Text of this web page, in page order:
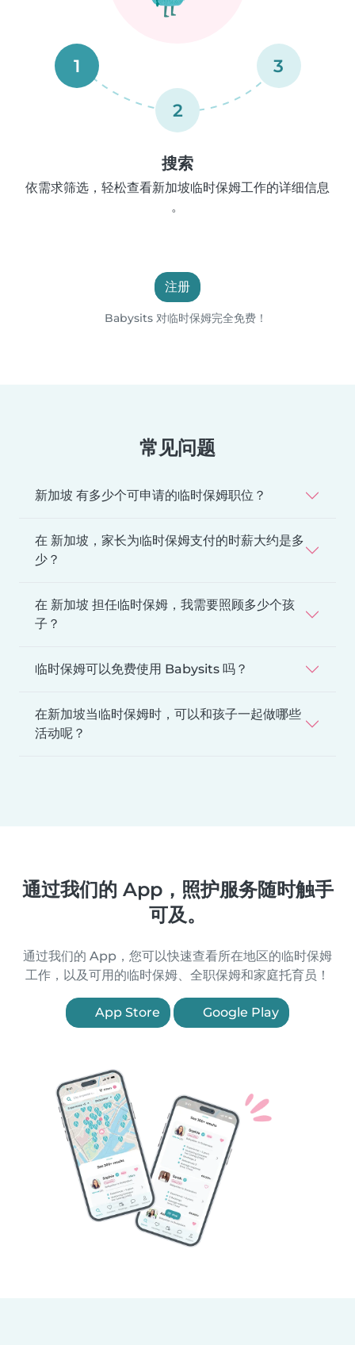
1
2
3
搜索
依需求筛选，轻松查看新加坡临时保姆工作的详细信息
。
注册
Babysits 对临时保姆完全免费！
常见问题
新加坡 有多少个可申请的临时保姆职位？
在 新加坡，家长为临时保姆支付的时薪大约是多
少？
在 新加坡 担任临时保姆，我需要照顾多少个孩
子？
临时保姆可以免费使用 Babysits 吗？
在新加坡当临时保姆时，可以和孩子一起做哪些
活动呢？
通过我们的 App，照护服务随时触手
可及。
通过我们的 App，您可以快速查看所在地区的临时保姆
工作，以及可用的临时保姆、全职保姆和家庭托育员！
App Store Google Play